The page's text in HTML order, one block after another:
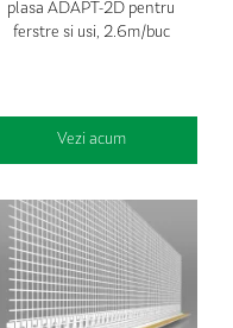
plasa ADAPT-2D pentru
ferstre si usi, 2.6m/buc
Vezi acum